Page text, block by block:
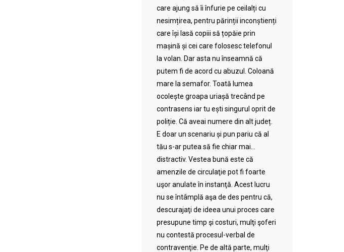
care ajung să îi înfurie pe ceilalți cu
nesimțirea, pentru părinții inconștienți
care își lasă copiii să țopăie prin
mașină și cei care folosesc telefonul
la volan. Dar asta nu înseamnă că
putem fi de acord cu abuzul. Coloană
mare la semafor. Toată lumea
ocolește groapa uriașă trecând pe
contrasens iar tu ești singurul oprit de
poliție. Că aveai numere din alt județ.
E doar un scenariu și pun pariu că al
tău s-ar putea să fie chiar mai…
distractiv. Vestea bună este că
amenzile de circulaţie pot fi foarte
uşor anulate în instanţă. Acest lucru
nu se întâmplă aşa de des pentru că,
descurajaţi de ideea unui proces care
presupune timp şi costuri, mulţi şoferi
nu contestă procesul-verbal de
contravenţie. Pe de altă parte, mulţi